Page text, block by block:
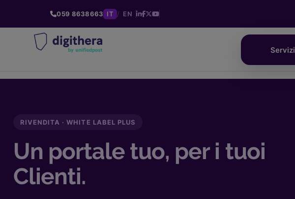
059 8638663 IT / EN
Servizi
RIVENDITA · WHITE LABEL PLUS
Un portale tuo, per i tuoi
Clienti.